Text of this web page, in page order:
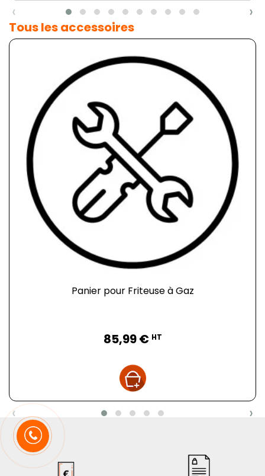
‹ ›
Tous les accessoires
Panier pour Friteuse à Gaz
85,99 € HT
‹ ›